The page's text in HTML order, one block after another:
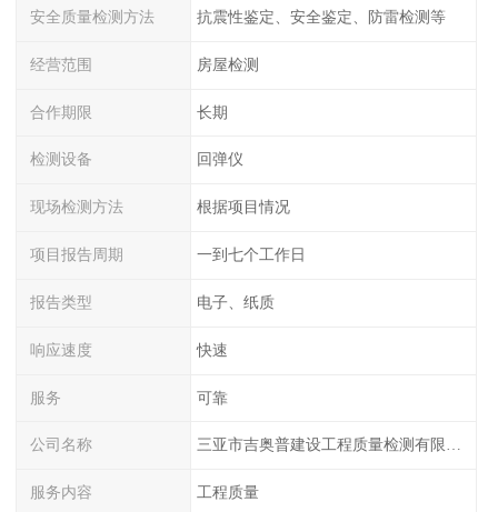
安全质量检测方法 抗震性鉴定、安全鉴定、防雷检测等
经营范围 房屋检测
合作期限 长期
检测设备 回弹仪
现场检测方法 根据项目情况
项目报告周期 一到七个工作日
报告类型 电子、纸质
响应速度 快速
服务 可靠
公司名称 三亚市吉奥普建设工程质量检测有限公司陕西分公司
服务内容 工程质量